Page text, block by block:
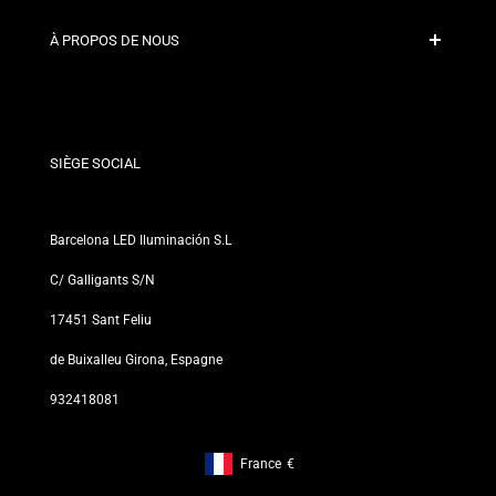
Contact
À PROPOS DE NOUS
Nos Magasins
SIÈGE SOCIAL
Barcelona LED Iluminación S.L
C/ Galligants S/N
17451 Sant Feliu
de Buixalleu Girona, Espagne
932418081
Footer: France, €
France €